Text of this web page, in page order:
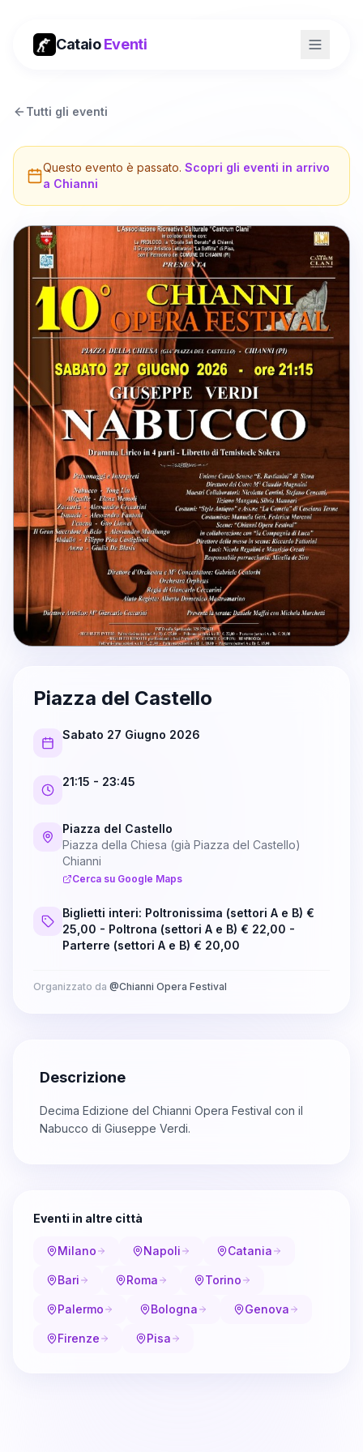
CataioEventi
Tutti gli eventi
Questo evento è passato. Scopri gli eventi in arrivo
a Chianni
Piazza del Castello
Sabato 27 Giugno 2026
21:15 - 23:45
Piazza del Castello
Piazza della Chiesa (già Piazza del Castello)
Chianni
Cerca su Google Maps
Biglietti interi: Poltronissima (settori A e B) €
25,00 - Poltrona (settori A e B) € 22,00 -
Parterre (settori A e B) € 20,00
Organizzato da @Chianni Opera Festival
Descrizione
Decima Edizione del Chianni Opera Festival con il
Nabucco di Giuseppe Verdi.
Eventi in altre città
Milano Napoli Catania
Bari Roma Torino
Palermo Bologna Genova
Firenze Pisa